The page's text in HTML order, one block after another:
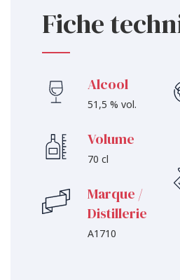
Fiche
Alcool
51,5 % vol.
Volume
70 cl
Marque /
Distillerie
A1710